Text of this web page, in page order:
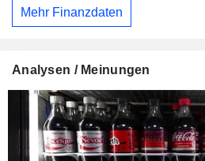
Mehr Finanzdaten
Analysen / Meinungen